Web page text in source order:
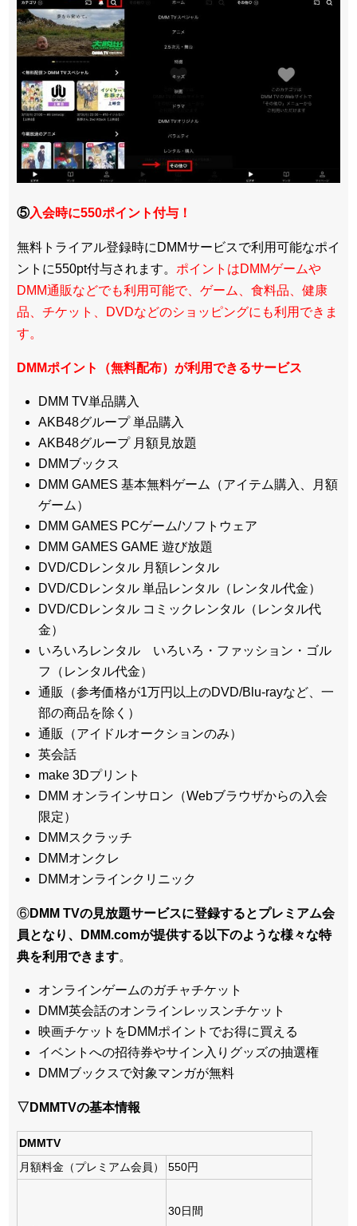
⑤入会時に550ポイント付与！
無料トライアル登録時にDMMサービスで利用可能なポイ
ントに550pt付与されます。 ポイントはDMMゲームや
DMM通販などでも利用可能で、ゲーム、食料品、健康
品、チケット、DVDなどのショッピングにも利用できま
す。
DMMポイント（無料配布）が利用できるサービス
DMM TV単品購入
AKB48グループ 単品購入
AKB48グループ 月額見放題
DMMブックス
DMM GAMES 基本無料ゲーム（アイテム購入、月額
ゲーム）
DMM GAMES PCゲーム/ソフトウェア
DMM GAMES GAME 遊び放題
DVD/CDレンタル 月額レンタル
DVD/CDレンタル 単品レンタル（レンタル代金）
DVD/CDレンタル コミックレンタル（レンタル代
金）
いろいろレンタル いろいろ・ファッション・ゴル
フ（レンタル代金）
通販（参考価格が1万円以上のDVD/Blu-rayなど、一
部の商品を除く）
通販（アイドルオークションのみ）
英会話
make 3Dプリント
DMM オンラインサロン（Webブラウザからの入会
限定）
DMMスクラッチ
DMMオンクレ
DMMオンラインクリニック
⑥DMM TVの見放題サービスに登録するとプレミアム会
員となり、DMM.comが提供する以下のような様々な特
典を利用できます。
オンラインゲームのガチャチケット
DMM英会話のオンラインレッスンチケット
映画チケットをDMMポイントでお得に買える
イベントへの招待券やサイン入りグッズの抽選権
DMMブックスで対象マンガが無料
▽DMMTVの基本情報
DMMTV
月額料金（プレミアム会員）
550円
30日間